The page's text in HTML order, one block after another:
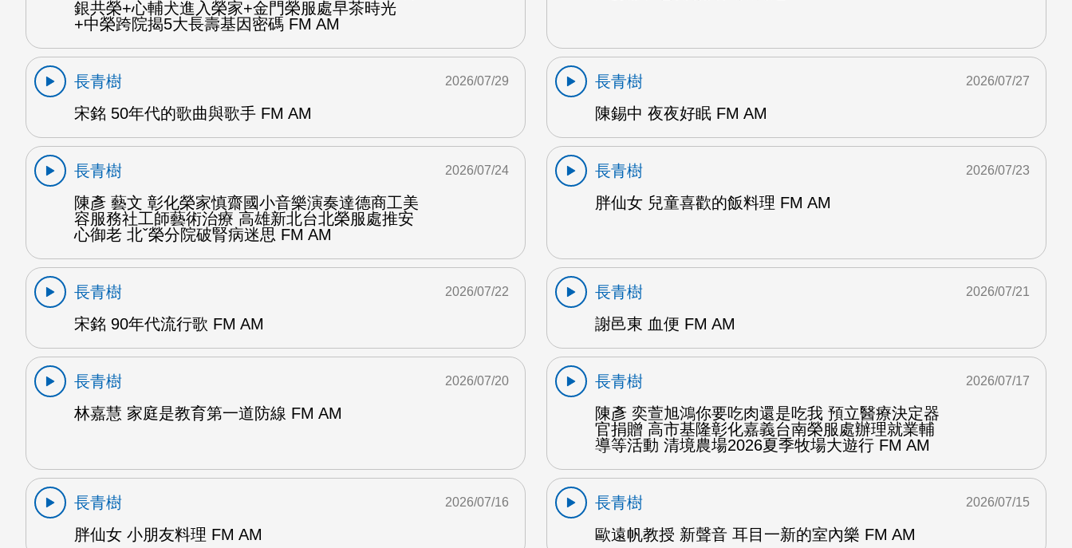
銀共榮+心輔犬進入榮家+金門榮服處早茶時光
+中榮跨院揭5大長壽基因密碼 FM AM
長青樹
宋銘 50年代的歌曲與歌手 FM AM
2026/07/29
長青樹
陳錫中 夜夜好眠 FM AM
2026/07/27
長青樹
陳彥 藝文 彰化榮家慎齋國小音樂演奏達德商工美
容服務社工師藝術治療 高雄新北台北榮服處推安
心御老 北ˇ榮分院破腎病迷思 FM AM
2026/07/24
長青樹
胖仙女 兒童喜歡的飯料理 FM AM
2026/07/23
長青樹
宋銘 90年代流行歌 FM AM
2026/07/22
長青樹
謝邑東 血便 FM AM
2026/07/21
長青樹
林嘉慧 家庭是教育第一道防線 FM AM
2026/07/20
長青樹
陳彥 奕萱旭鴻你要吃肉還是吃我 預立醫療決定器
官捐贈 高市基隆彰化嘉義台南榮服處辦理就業輔
導等活動 清境農場2026夏季牧場大遊行 FM AM
2026/07/17
長青樹
胖仙女 小朋友料理 FM AM
2026/07/16
長青樹
歐遠帆教授 新聲音 耳目一新的室內樂 FM AM
2026/07/15